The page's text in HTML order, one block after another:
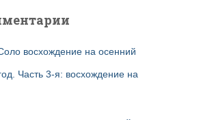
восхождение на осенний
Часть 3-я: восхождение на